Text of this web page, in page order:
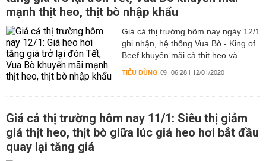
mạnh thịt heo, thịt bò nhập khẩu
Giá cả thị trường hôm nay ngày 12/1
ghi nhận, hệ thống Vua Bò - King of
Beef khuyến mãi cả thịt heo và...
TIÊU DÙNG 06:28 | 12/01/2020
Giá cả thị trường hôm nay 11/1: Siêu thị giảm
giá thịt heo, thịt bò giữa lúc giá heo hơi bắt đầu
quay lại tăng giá